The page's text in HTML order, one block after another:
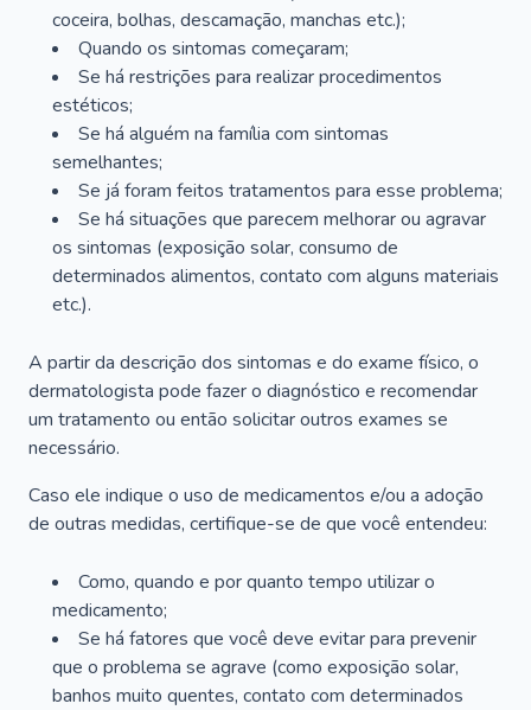
coceira, bolhas, descamação, manchas etc.);
Quando os sintomas começaram;
Se há restrições para realizar procedimentos
estéticos;
Se há alguém na família com sintomas
semelhantes;
Se já foram feitos tratamentos para esse problema;
Se há situações que parecem melhorar ou agravar
os sintomas (exposição solar, consumo de
determinados alimentos, contato com alguns materiais
etc.).
A partir da descrição dos sintomas e do exame físico, o
dermatologista pode fazer o diagnóstico e recomendar
um tratamento ou então solicitar outros exames se
necessário.
Caso ele indique o uso de medicamentos e/ou a adoção
de outras medidas, certifique-se de que você entendeu:
Como, quando e por quanto tempo utilizar o
medicamento;
Se há fatores que você deve evitar para prevenir
que o problema se agrave (como exposição solar,
banhos muito quentes, contato com determinados